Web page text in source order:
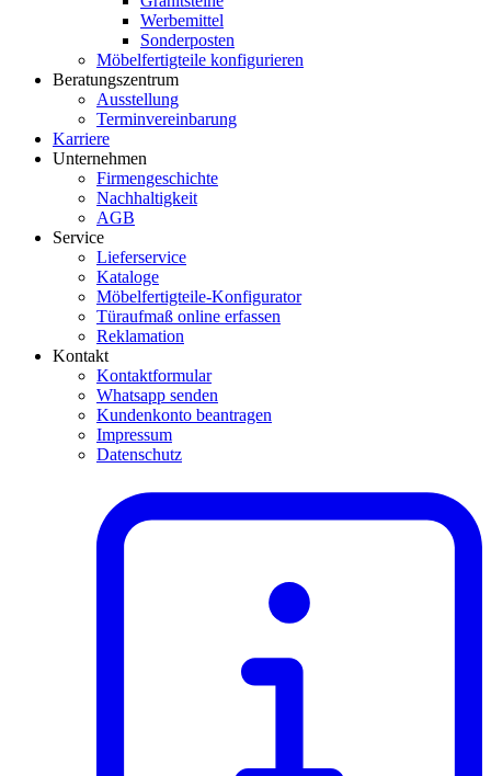
Werbemittel
Sonderposten
Möbelfertigteile konfigurieren
Beratungszentrum
Ausstellung
Terminvereinbarung
Karriere
Unternehmen
Firmengeschichte
Nachhaltigkeit
AGB
Service
Lieferservice
Kataloge
Möbelfertigteile-Konfigurator
Türaufmaß online erfassen
Reklamation
Kontakt
Kontaktformular
Whatsapp senden
Kundenkonto beantragen
Impressum
Datenschutz